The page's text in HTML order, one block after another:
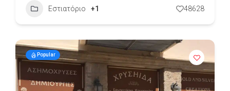
Εστιατόριο +1 48628
Popular